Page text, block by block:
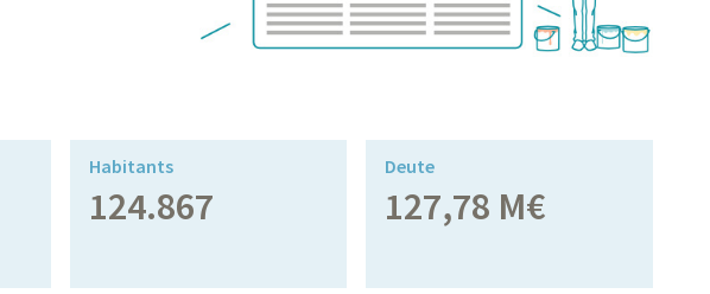
Habitants
124.867
Deute
127,78 M€